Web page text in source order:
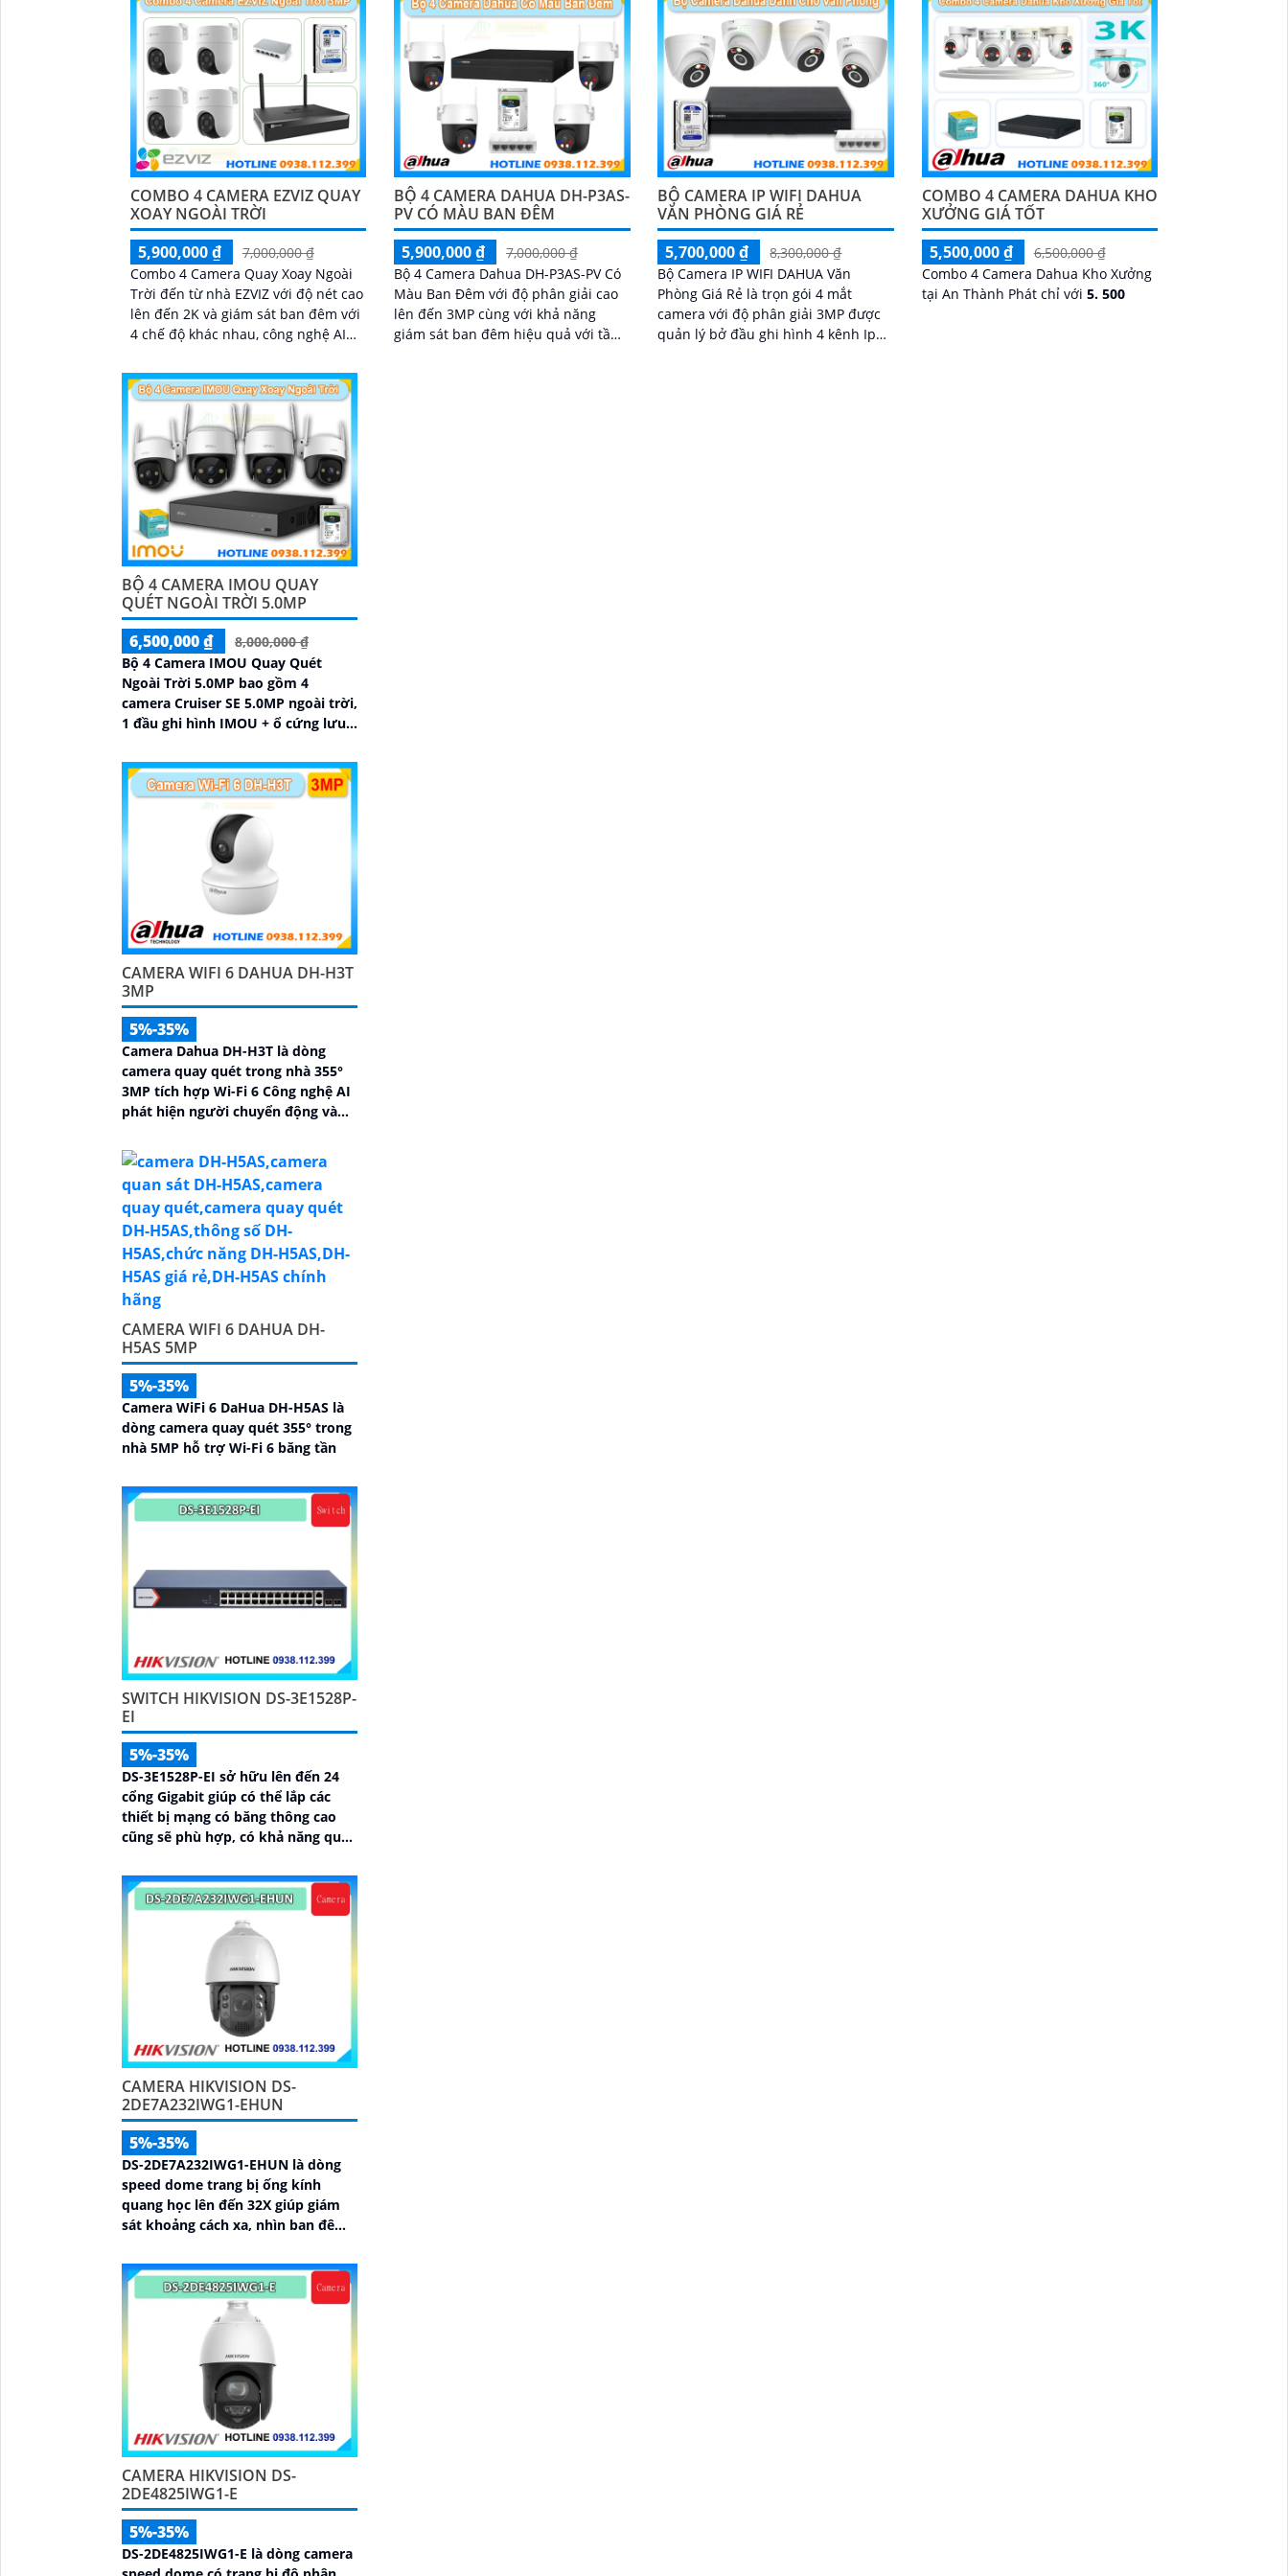
COMBO 4 CAMERA EZVIZ QUAY
XOAY NGOÀI TRỜI
5,900,000 ₫
7,000,000 ₫
Combo 4 Camera Quay Xoay Ngoài
Trời đến từ nhà EZVIZ với độ nét cao
lên đến 2K và giám sát ban đêm với
4 chế độ khác nhau, công nghệ AI
động chuẩn sát được quản lý tập
trung bởi đầu ghi hình IP WiFi
BỘ 4 CAMERA DAHUA DH-P3AS-
PV CÓ MÀU BAN ĐÊM
5,900,000 ₫
7,000,000 ₫
Bộ 4 Camera Dahua DH-P3AS-PV Có
Màu Ban Đêm với độ phân giải cao
lên đến 3MP cùng với khả năng
giám sát ban đêm hiệu quả với tầm
BỘ CAMERA IP WIFI DAHUA
VĂN PHÒNG GIÁ RẺ
5,700,000 ₫
8,300,000 ₫
Bộ Camera IP WIFI DAHUA Văn
Phòng Giá Rẻ là trọn gói 4 mắt
camera với độ phân giải 3MP được
quản lý bở đầu ghi hình 4 kênh Ip
COMBO 4 CAMERA DAHUA KHO
XƯỞNG GIÁ TỐT
5,500,000 ₫
6,500,000 ₫
Combo 4 Camera Dahua Kho Xưởng
tại An Thành Phát chỉ với 5. 500
BỘ 4 CAMERA IMOU QUAY
QUÉT NGOÀI TRỜI 5.0MP
6,500,000 ₫
8,000,000 ₫
Bộ 4 Camera IMOU Quay Quét
Ngoài Trời 5.0MP bao gồm 4
camera Cruiser SE 5.0MP ngoài trời,
1 đầu ghi hình IMOU + ổ cứng lưu
chuyên dụng cho camera
CAMERA WIFI 6 DAHUA DH-H3T
3MP
5%-35%
Camera Dahua DH-H3T là dòng
camera quay quét trong nhà 355°
3MP tích hợp Wi-Fi 6 Công nghệ AI
phát hiện người chuyển động và
hai chiều, hồng ngoại tầm xa ban
đêm 10m hỗ trợ thẻ nhớ MicroSD
256GB ONVIF và điều khiển từ xa
qua ứng dụng DMSS
CAMERA WIFI 6 DAHUA DH-
H5AS 5MP
5%-35%
Camera WiFi 6 DaHua DH-H5AS là
dòng camera quay quét 355° trong
nhà 5MP hỗ trợ Wi-Fi 6 băng tần
SWITCH HIKVISION DS-3E1528P-
EI
5%-35%
DS-3E1528P-EI sở hữu lên đến 24
cổng Gigabit giúp có thể lắp các
thiết bị mạng có băng thông cao
cũng sẽ phù hợp, có khả năng quản
công suất PoE lên đến 230W,
truyền dữ liệu lên đến 300m, vỏ
kim loại, chông sét 6kV
CAMERA HIKVISION DS-
2DE7A232IWG1-EHUN
5%-35%
DS-2DE7A232IWG1-EHUN là dòng
speed dome trang bị ống kính
quang học lên đến 32X giúp giám
sát khoảng cách xa, nhìn ban đêm
năng AcuSense nâng cao hiệu quả
giám sát an ninh, có tốc độ lấy nét
cao nhờ công nghệ Self-learning
CAMERA HIKVISION DS-
2DE4825IWG1-E
5%-35%
DS-2DE4825IWG1-E là dòng camera